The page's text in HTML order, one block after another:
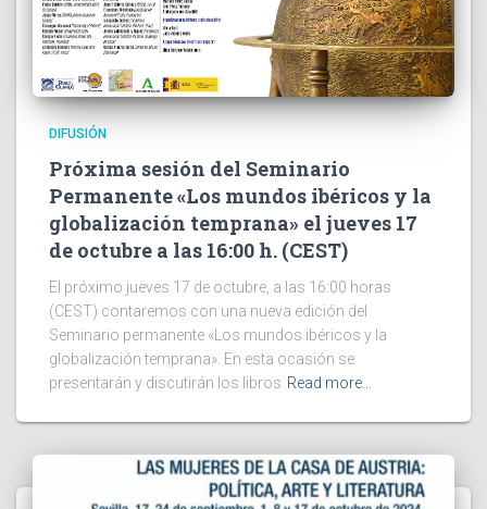
DIFUSIÓN
Próxima sesión del Seminario
Permanente «Los mundos ibéricos y la
globalización temprana» el jueves 17
de octubre a las 16:00 h. (CEST)
El próximo jueves 17 de octubre, a las 16:00 horas
(CEST) contaremos con una nueva edición del
Seminario permanente «Los mundos ibéricos y la
globalización temprana». En esta ocasión se
presentarán y discutirán los libros Read more…